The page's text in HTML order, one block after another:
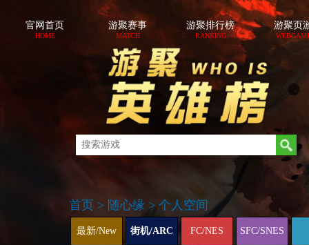
官网首页
HOME
游聚赛事
MATCH
游聚排行榜
RANKING
游聚页
首页 > 随心缘 > 个人空间
最新/New 街机/ARC FC/NES SFC/SNES